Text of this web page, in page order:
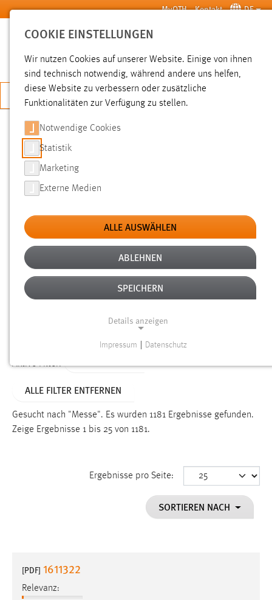
Zum Hauptinhalt springen MyOTH Kontakt DE
SUCHE
JETZT BEWERBEN
SUCHE
FILTER
Typ
Erstellungsdatum
Alter
Aktive Filter:
ALLE FILTER ENTFERNEN
Gesucht nach "Messe". Es wurden 1181 Ergebnisse gefunden.
Zeige Ergebnisse 1 bis 25 von 1181.
Ergebnisse pro Seite:
SORTIEREN NACH
[PDF] 1611322
Relevanz:
COOKIE EINSTELLUNGEN
Wir nutzen Cookies auf unserer Website. Einige von ihnen
sind technisch notwendig, während andere uns helfen,
diese Website zu verbessern oder zusätzliche
Funktionalitäten zur Verfügung zu stellen.
Notwendige Cookies
Statistik
Marketing
Externe Medien
ALLE AUSWÄHLEN
ABLEHNEN
SPEICHERN
Details anzeigen
Funktionen und sind für die einwandfreie Funktion der
Einverständnis
cookie_consent
Dieser Cookie speichert die ausgewählten Einverständnis-
Performance
Impressum Datenschutz